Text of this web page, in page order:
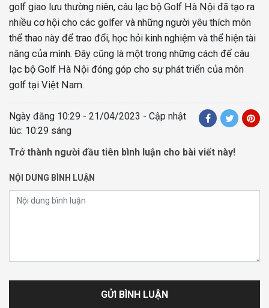
golf giao lưu thường niên, câu lạc bộ Golf Hà Nội đã tạo ra
nhiều cơ hội cho các golfer và những người yêu thích môn
thể thao này để trao đổi, học hỏi kinh nghiệm và thể hiện tài
năng của mình. Đây cũng là một trong những cách để câu
lạc bộ Golf Hà Nội đóng góp cho sự phát triển của môn
golf tại Việt Nam.
Ngày đăng 10:29 - 21/04/2023 - Cập nhật
lúc: 10:29 sáng
Trở thành người đầu tiên bình luận cho bài viết này!
NỘI DUNG BÌNH LUẬN